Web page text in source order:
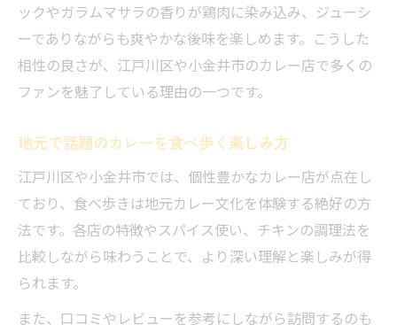
ックやガラムマサラの香りが鶏肉に染み込み、ジューシ
ーでありながらも爽やかな後味を楽しめます。こうした
相性の良さが、江戸川区や小金井市のカレー店で多くの
ファンを魅了している理由の一つです。
地元で話題のカレーを食べ歩く楽しみ方
江戸川区や小金井市では、個性豊かなカレー店が点在し
ており、食べ歩きは地元カレー文化を体験する絶好の方
法です。各店の特徴やスパイス使い、チキンの調理法を
比較しながら味わうことで、より深い理解と楽しみが得
られます。
また、口コミやレビューを参考にしながら訪問するのも